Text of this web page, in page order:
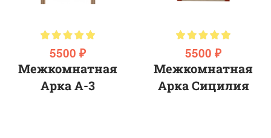
5500 ₽
Межкомнатная
Арка А-3
5500 ₽
Межкомнатная
Арка Сицилия